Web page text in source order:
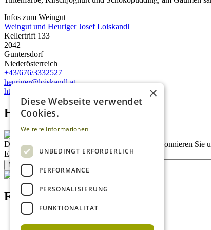
Infos zum Weingut
Weingut und Heuriger Josef Loiskandl
Kellertrift 133
2042
Guntersdorf
Niederösterreich
+43/676/3332527
heuriger@loiskandl.at
http://www.loiskandl.at
Homepage advert block
Description
Abonnieren Sie
E-Mail
Newsletter bestellen
Footer menu (DE)
Nutzungsbedingungen
×
Diese Webseite verwendet
Cookies.
Weitere Informationen
UNBEDINGT ERFORDERLICH
PERFORMANCE
PERSONALISIERUNG
FUNKTIONALITÄT